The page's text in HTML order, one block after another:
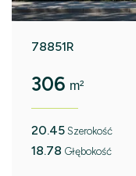
78851R
306 m²
20.45 Szerokość
18.78 Głębokość